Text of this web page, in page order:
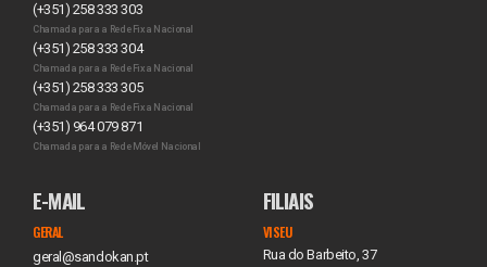
(+351) 258 333 303
Chamada para a Rede Fixa Nacional
(+351) 258 333 304
Chamada para a Rede Fixa Nacional
(+351) 258 333 305
Chamada para a Rede Fixa Nacional
(+351) 964 079 871
Chamada para a Rede Móvel Nacional
E-MAIL
GERAL
geral@sandokan.pt
FILIAIS
VISEU
Rua do Barbeito, 37